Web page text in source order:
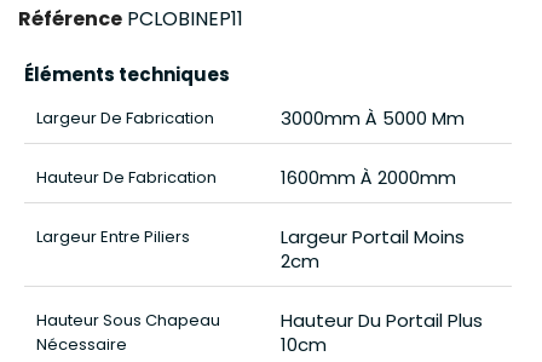
Référence PCLOBINEP11
Éléments techniques
Largeur De Fabrication 3000mm À 5000 Mm
Hauteur De Fabrication 1600mm À 2000mm
Largeur Entre Piliers
Largeur Portail Moins
2cm
Hauteur Sous Chapeau
Nécessaire
Hauteur Du Portail Plus
10cm